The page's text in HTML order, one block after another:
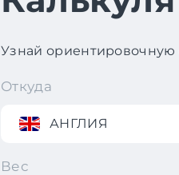
Узнай ориентировочную
Откуда
АНГЛИЯ
Вес